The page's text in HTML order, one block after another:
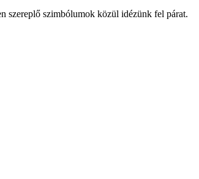
szereplő szimbólumok közül idézünk fel párat.